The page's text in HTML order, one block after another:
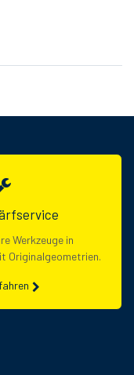
Werkzeuge in
Originalgeometrien.